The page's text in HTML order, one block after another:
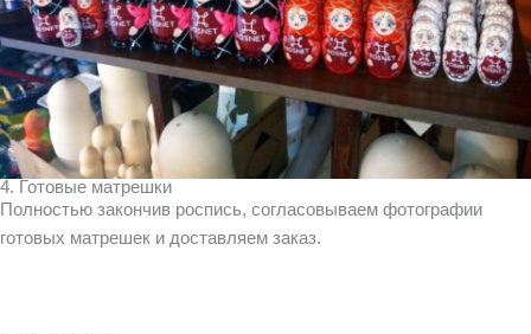
4. Готовые матрешки
Полностью закончив роспись, согласовываем фотографии
готовых матрешек и доставляем заказ.